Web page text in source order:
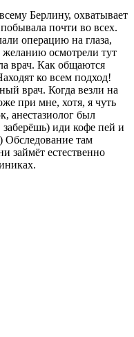
Берлину, охватывает
почти во всех.
операцию на глаза,
осмотрели тут
врач. Как общаются
ко всем подход!
врач. Когда везли на
при мне, хотя, я чуть
анестазиолог был
иди кофе пей и
Обследование там
займёт естественно